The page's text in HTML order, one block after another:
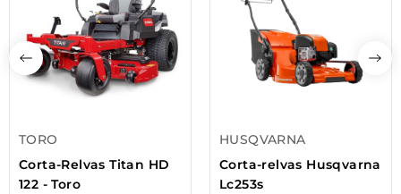
TORO
Corta-Relvas Titan HD
122 - Toro
HUSQVARNA
Corta-relvas Husqvarna
Lc253s